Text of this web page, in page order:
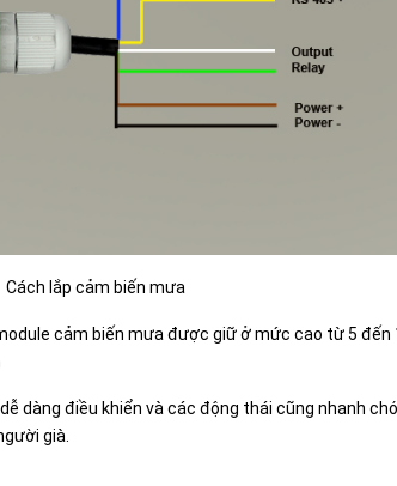
Cách lắp cảm biến mưa
cảm biến mưa được giữ ở mức cao từ 5
dàng điều khiển và các động thái cũng nhanh
già.